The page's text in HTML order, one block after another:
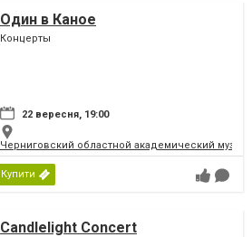
Один в Каное
Концерты
22 вересня, 19:00
Черниговский областной академический
Купити
Candlelight Concert